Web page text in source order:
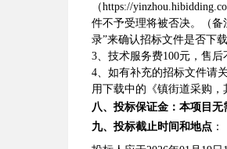
（https://
件不予受理将被否决。（
录”来确认招标文件是否下载
3、技术服务费100元，售后
4、如有补充的招标文件请
用下载中的《镇街道采购，
八、投标保证金：本项目无
九、投标截止时间和地点 ：